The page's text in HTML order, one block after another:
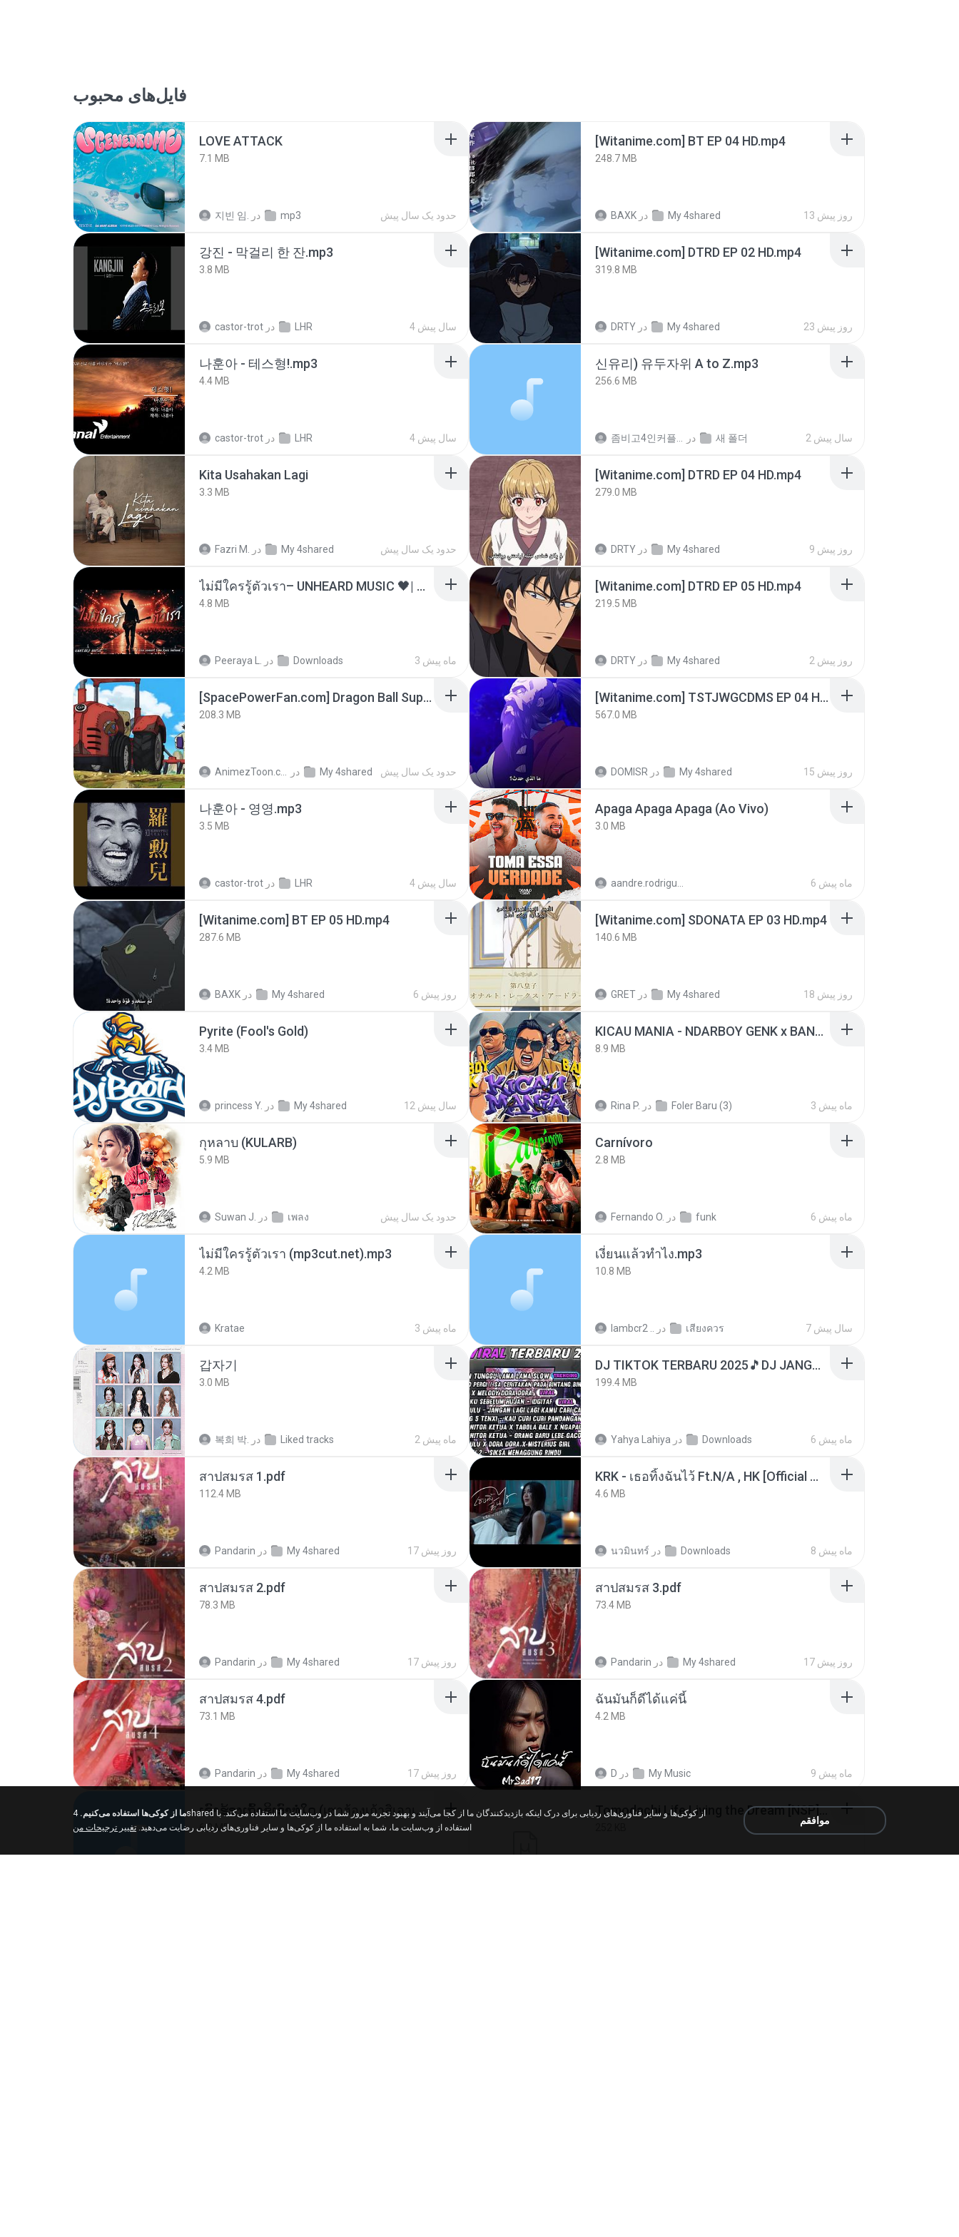
فایل‌های محبوب
LOVE ATTACK
7.1 MB
지빈 임. در mp3 حدود یک سال پیش
[Witanime.com] BT EP 04 HD.mp4
248.7 MB
BAXK در My 4shared 13 روز پیش
강진 - 막걸리 한 잔.mp3
3.8 MB
castor-trot در LHR 4 سال پیش
[Witanime.com] DTRD EP 02 HD.mp4
319.8 MB
DRTY در My 4shared 23 روز پیش
나훈아 - 테스형!.mp3
4.4 MB
castor-trot در LHR 4 سال پیش
신유리) 유두자위 A to Z.mp3
256.6 MB
در 새 폴더 2 سال پیش
Kita Usahakan Lagi
3.3 MB
Fazri M. در My 4shared حدود یک سال پیش
[Witanime.com] DTRD EP 04 HD.mp4
279.0 MB
DRTY در My 4shared 9 روز پیش
ไม่มีใครรู้ตัวเรา– UNHEARD MUSIC 🖤| Official Lyric Video | เพลงสู้ชีวิต
4.8 MB
Peeraya L. در Downloads 3 ماه پیش
[Witanime.com] DTRD EP 05 HD.mp4
219.5 MB
DRTY در My 4shared 2 روز پیش
[SpacePowerFan.com] Dragon Ball Super EP1 480p.mp4
208.3 MB
در My 4shared حدود یک سال پیش
[Witanime.com] TSTJWGCDMS EP 04 HD.mp4
567.0 MB
DOMISR در My 4shared 15 روز پیش
나훈아 - 영영.mp3
3.5 MB
castor-trot در LHR 4 سال پیش
Apaga Apaga Apaga (Ao Vivo)
3.0 MB
6 ماه پیش
[Witanime.com] BT EP 05 HD.mp4
287.6 MB
BAXK در My 4shared 6 روز پیش
[Witanime.com] SDONATA EP 03 HD.mp4
140.6 MB
GRET در My 4shared 18 روز پیش
Pyrite (Fool's Gold)
3.4 MB
princess Y. در My 4shared 12 سال پیش
KICAU MANIA - NDARBOY GENK x BANDITOZ YAOW 86 (OFFICIAL LYRIC VIDEO) GAS POL NDANGAK
8.9 MB
Rina P. در Foler Baru (3) 3 ماه پیش
กุหลาบ (KULARB)
5.9 MB
Suwan J. در เพลง حدود یک سال پیش
Carnívoro
2.8 MB
Fernando O. در funk 6 ماه پیش
ไม่มีใครรู้ตัวเรา (mp3cut.net).mp3
4.2 MB
Kratae 3 ماه پیش
เงี่ยนแล้วทำไง.mp3
10.8 MB
lambcr2 .. در เสียงควร 7 سال پیش
갑자기
3.0 MB
복희 박. در Liked tracks 2 ماه پیش
DJ TIKTOK TERBARU 2025🎵DJ JANGAN TUNGGU LAMA LAMA NANTI LAMA LAMA 🎵DJ SEDIA AKU SEBELUM HUJAN
199.4 MB
Yahya Lahiya در Downloads 6 ماه پیش
สาปสมรส 1.pdf
112.4 MB
Pandarin در My 4shared 17 روز پیش
KRK - เธอทิ้งฉันไว้ Ft.N/A , HK [Official MV]
4.6 MB
นวมินทร์ در Downloads 8 ماه پیش
สาปสมรส 2.pdf
78.3 MB
Pandarin در My 4shared 17 روز پیش
สาปสมรส 3.pdf
73.4 MB
Pandarin در My 4shared 17 روز پیش
สาปสมรส 4.pdf
73.1 MB
Pandarin در My 4shared 17 روز پیش
ฉันมันก็ดีได้แค่นี้
4.2 MB
D در My Music 9 ماه پیش
ເຊົາຮ້ອງເຖົ້າຊິເອົາທໍ່ໃດ (เซาฮ้องเถ้าสิเอาเท่าใด) ບຸນເກີດ ຫນູຫ່ວງ ft. ໂສພາ ຈຸນທະລາ
6.0 MB
Tomodachi Life Living the Dream [NSP].torrent ما از کوکی‌ها استفاده می‌کنیم. 4shared از کوکی‌ها و سایر فناوری‌های ردیابی برای درک اینکه بازدیدکنندگان ما از کجا می‌آیند و بهبود تجربه مرور شما در وب‌سایت ما استفاده می‌کند. با
استفاده از وب‌سایت ما، شما به استفاده ما از کوکی‌ها و سایر فناوری‌های ردیابی رضایت می‌دهید. تغییر ترجیحات من
موافقم